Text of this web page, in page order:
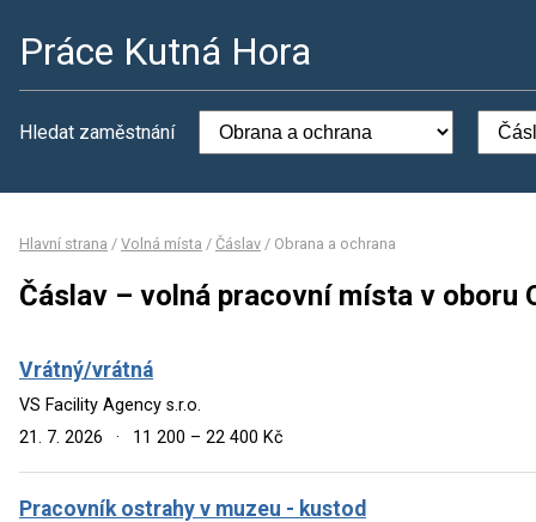
Práce Kutná Hora
Hledat zaměstnání
Hlavní strana / Volná místa / Čáslav / Obrana a ochrana
Čáslav – volná pracovní místa v oboru
Vrátný/vrátná
VS Facility Agency s.r.o.
21. 7. 2026
· 11 200 – 22 400 Kč
Pracovník ostrahy v muzeu - kustod